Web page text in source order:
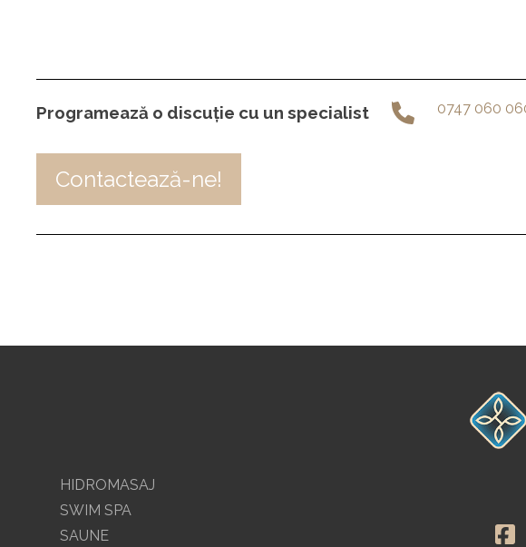
Programează o discuție cu un specialist 0747 060
Contactează-ne!
HIDROMASAJ
SWIM SPA
SAUNE